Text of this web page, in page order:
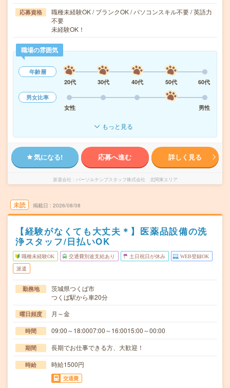
応募資格
職種未経験OK / ブランクOK / パソコンスキル不要 / 英語力
不要
未経験OK！
職場の雰囲気
年齢層
20代
30代 40代 50代
60代
男女比率
女性
男性
もっと見る
気になる! 応募へ進む 詳しく見る
派遣会社 パーソルテンプスタッフ株式会社 北関東エリア
未読 掲載日 2026/08/08
【経験がなくても大丈夫＊】医薬品設備の洗
浄スタッフ/日払いOK
職種未経験OK 交通費別途支給あり 土日祝日が休み WEB登録OK
派遣
勤務地
茨城県つくば市
つくば駅から車20分
曜日頻度 月～金
時間 09:00～18:0007:00～16:0015:00～00:00
期間 長期でお仕事できる方、大歓迎！
時給 時給1500円
交通費